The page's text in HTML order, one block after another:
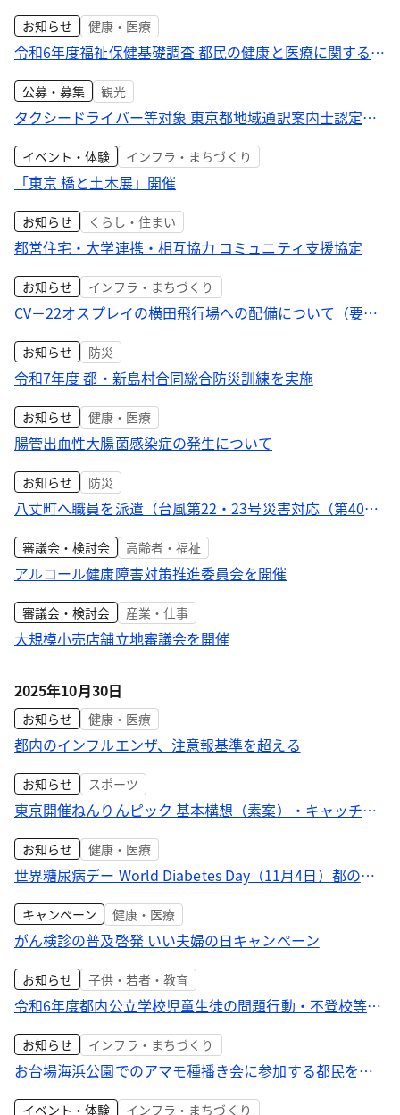
お知らせ 健康・医療
令和6年度福祉保健基礎調査 都民の健康と医療に関する実
公募・募集 観光
タクシードライバー等対象 東京都地域通訳案内士認定研
イベント・体験 インフラ・まちづくり
「東京 橋と土木展」開催
お知らせ くらし・住まい
都営住宅・大学連携・相互協力 コミュニティ支援協定
お知らせ インフラ・まちづくり
CV－22オスプレイの横田飛行場への配備について（要
お知らせ 防災
令和7年度 都・新島村合同総合防災訓練を実施
お知らせ 健康・医療
腸管出血性大腸菌感染症の発生について
お知らせ 防災
八丈町へ職員を派遣（台風第22・23号災害対応（第40
審議会・検討会 高齢者・福祉
アルコール健康障害対策推進委員会を開催
審議会・検討会 産業・仕事
大規模小売店舗立地審議会を開催
2025年10月30日
お知らせ 健康・医療
都内のインフルエンザ、注意報基準を超える
お知らせ スポーツ
東京開催ねんりんピック 基本構想（素案）・キャッチコ
お知らせ 健康・医療
世界糖尿病デー World Diabetes Day（11月4日）都の取
キャンペーン 健康・医療
がん検診の普及啓発 いい夫婦の日キャンペーン
お知らせ 子供・若者・教育
令和6年度都内公立学校児童生徒の問題行動・不登校等の
お知らせ インフラ・まちづくり
お台場海浜公園でのアマモ種播き会に参加する都民を募
イベント・体験 インフラ・まちづくり